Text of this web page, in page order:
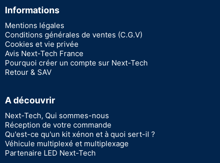
Informations
Mentions légales
Conditions générales de ventes (C.G.V)
Cookies et vie privée
Avis Next-Tech France
Pourquoi créer un compte sur Next-Tech
Retour & SAV
A découvrir
Next-Tech, Qui sommes-nous
Réception de votre commande
Qu'est-ce qu'un kit xénon et à quoi sert-il ?
Véhicule multiplexé et multiplexage
Partenaire LED Next-Tech